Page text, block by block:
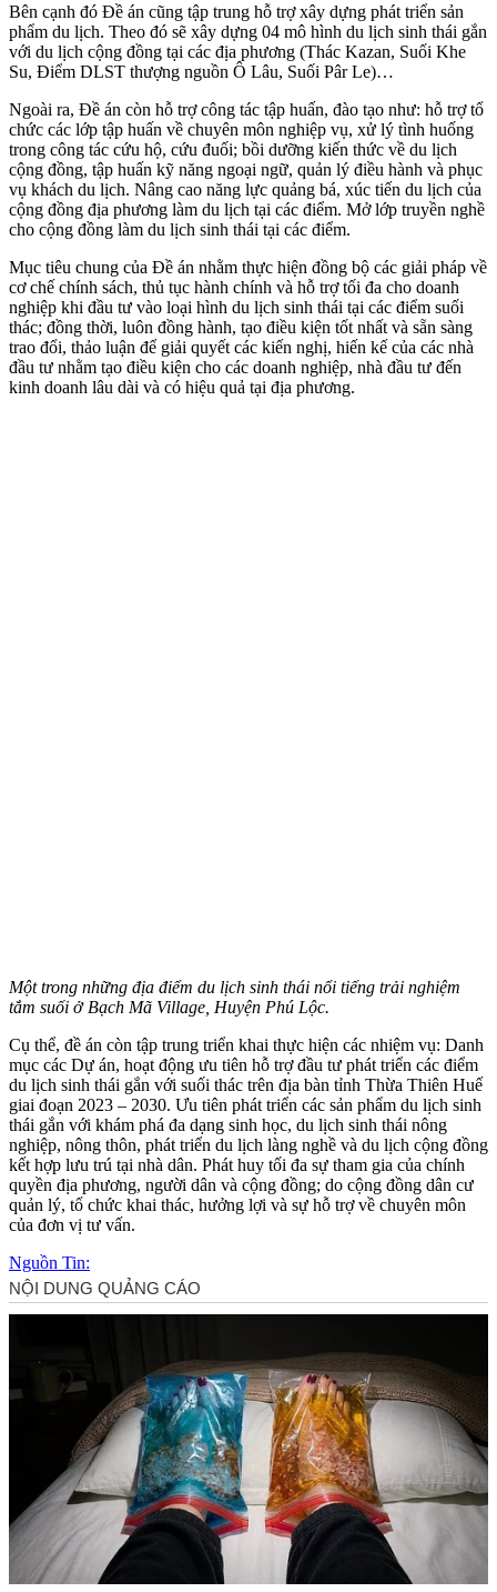
Bên cạnh đó Đề án cũng tập trung hỗ trợ xây dựng phát triển sản
phẩm du lịch. Theo đó sẽ xây dựng 04 mô hình du lịch sinh thái gắn
với du lịch cộng đồng tại các địa phương (Thác Kazan, Suối Khe
Su, Điểm DLST thượng nguồn Ô Lâu, Suối Pâr Le)…
Ngoài ra, Đề án còn hỗ trợ công tác tập huấn, đào tạo như: hỗ trợ tổ
chức các lớp tập huấn về chuyên môn nghiệp vụ, xử lý tình huống
trong công tác cứu hộ, cứu đuối; bồi dưỡng kiến thức về du lịch
cộng đồng, tập huấn kỹ năng ngoại ngữ, quản lý điều hành và phục
vụ khách du lịch. Nâng cao năng lực quảng bá, xúc tiến du lịch của
cộng đồng địa phương làm du lịch tại các điểm. Mở lớp truyền nghề
cho cộng đồng làm du lịch sinh thái tại các điểm.
Mục tiêu chung của Đề án nhằm thực hiện đồng bộ các giải pháp về
cơ chế chính sách, thủ tục hành chính và hỗ trợ tối đa cho doanh
nghiệp khi đầu tư vào loại hình du lịch sinh thái tại các điểm suối
thác; đồng thời, luôn đồng hành, tạo điều kiện tốt nhất và sẵn sàng
trao đổi, thảo luận để giải quyết các kiến nghị, hiến kế của các nhà
đầu tư nhằm tạo điều kiện cho các doanh nghiệp, nhà đầu tư đến
kinh doanh lâu dài và có hiệu quả tại địa phương.
Một trong những địa điểm du lịch sinh thái nổi tiếng trải nghiệm
tắm suối ở Bạch Mã Village, Huyện Phú Lộc.
Cụ thể, đề án còn tập trung triển khai thực hiện các nhiệm vụ: Danh
mục các Dự án, hoạt động ưu tiên hỗ trợ đầu tư phát triển các điểm
du lịch sinh thái gắn với suối thác trên địa bàn tỉnh Thừa Thiên Huế
giai đoạn 2023 – 2030. Ưu tiên phát triển các sản phẩm du lịch sinh
thái gắn với khám phá đa dạng sinh học, du lịch sinh thái nông
nghiệp, nông thôn, phát triển du lịch làng nghề và du lịch cộng đồng
kết hợp lưu trú tại nhà dân. Phát huy tối đa sự tham gia của chính
quyền địa phương, người dân và cộng đồng; do cộng đồng dân cư
quản lý, tổ chức khai thác, hưởng lợi và sự hỗ trợ về chuyên môn
của đơn vị tư vấn.
Nguồn Tin: